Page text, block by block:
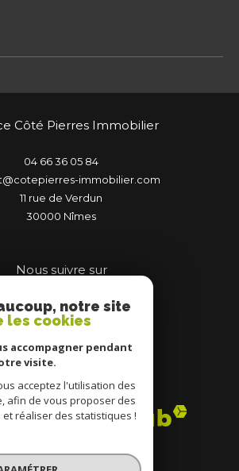
Côté Pierres Immobilier
04 66 36 05 84
immobilier.com
11 rue de Verdun
30000
nîmes
Nous suivre sur
Adhérents
notre site
les cookies
accompagner pendant
visite.
acceptez l'utilisation des
afin de vous proposer des
réaliser des statistiques !